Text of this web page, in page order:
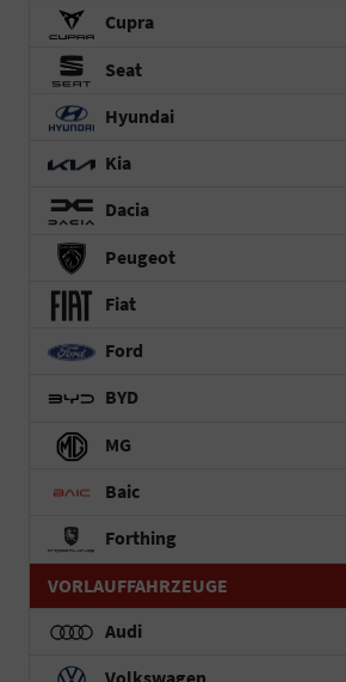
Cupra
Seat
Hyundai
Kia
Dacia
Peugeot
Fiat
Ford
BYD
MG
Baic
Forthing
VORLAUFFAHRZEUGE
Audi
Volkswagen